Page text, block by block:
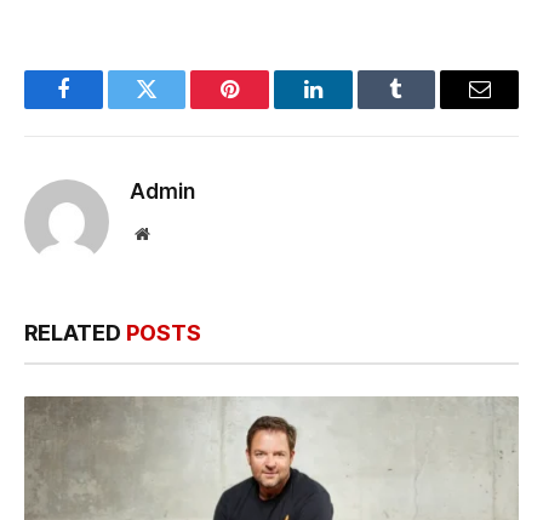
FacebookTwitter Pinterest LinkedInTumblr Email
Admin
Website
RELATED POSTS